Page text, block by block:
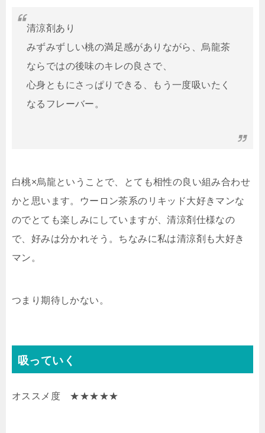
清涼剤あり
みずみずしい桃の満足感がありながら、烏龍茶
ならではの後味のキレの良さで、
心身ともにさっぱりできる、もう一度吸いたく
なるフレーバー。
白桃×烏龍ということで、とても相性の良い組み合わせ
かと思います。ウーロン茶系のリキッド大好きマンな
のでとても楽しみにしていますが、清涼剤仕様なの
で、好みは分かれそう。ちなみに私は清涼剤も大好き
マン。
つまり期待しかない。
吸っていく
オススメ度 ★★★★★